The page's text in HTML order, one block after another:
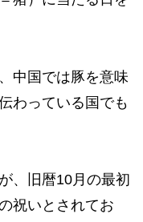
中国では豚を意味
わっている国でも
、旧暦10月の最初
祝いとされてお